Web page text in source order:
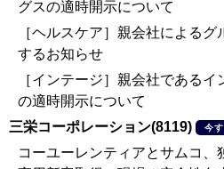
グスの適時開示について
［ヘルスケア］親会社による
するお知らせ
［インテージ］親会社である
の適時開示について
三栄コーポレーション(8119)
今
コーユーレンティアとサムコ